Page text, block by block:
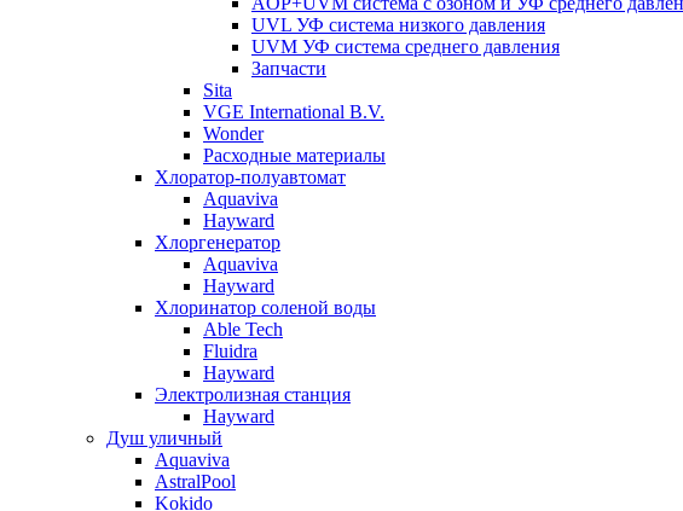
UVL УФ система низкого давления
UVM УФ система среднего давления
Запчасти
Sita
VGE International B.V.
Wonder
Расходные материалы
Хлоратор-полуавтомат
Aquaviva
Hayward
Хлоргенератор
Aquaviva
Hayward
Хлоринатор соленой воды
Able Tech
Fluidra
Hayward
Электролизная станция
Hayward
Душ уличный
Aquaviva
AstralPool
Kokido